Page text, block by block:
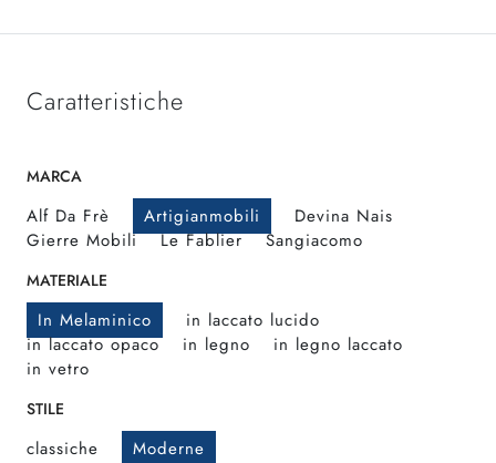
Caratteristiche
MARCA
Alf Da Frè Artigianmobili
Devina Nais
Gierre Mobili
Le Fablier Sangiacomo
MATERIALE
In Melaminico
in laccato lucido
in laccato opaco
in legno
in legno laccato
in vetro
STILE
classiche Moderne